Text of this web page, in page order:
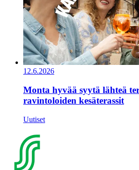
12.6.2026
Monta hyvää syytä lähteä
ravintoloiden kesäterassit
Uutiset